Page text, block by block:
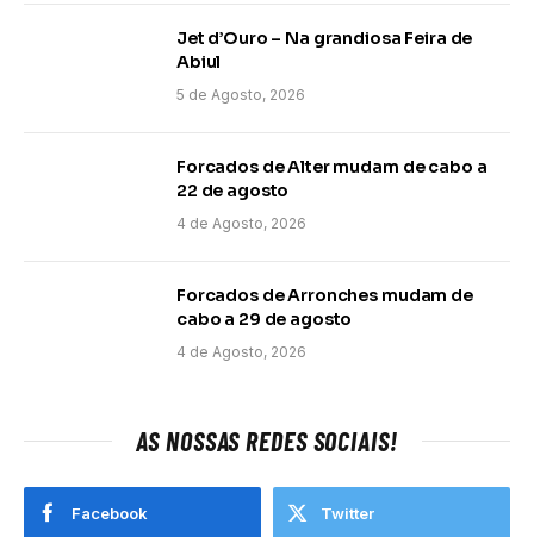
Jet d’Ouro – Na grandiosa Feira de
Abiul
5 de Agosto, 2026
Forcados de Alter mudam de cabo a
22 de agosto
4 de Agosto, 2026
Forcados de Arronches mudam de
cabo a 29 de agosto
4 de Agosto, 2026
AS NOSSAS REDES SOCIAIS!
Facebook Twitter